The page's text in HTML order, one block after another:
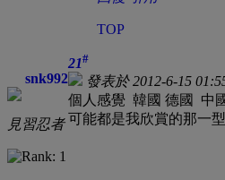
TOP
snk992
見習忍者
21#
發表於 2012-6-15
個人感覺 韓國 德國 中
可能都是我欣賞的那一型